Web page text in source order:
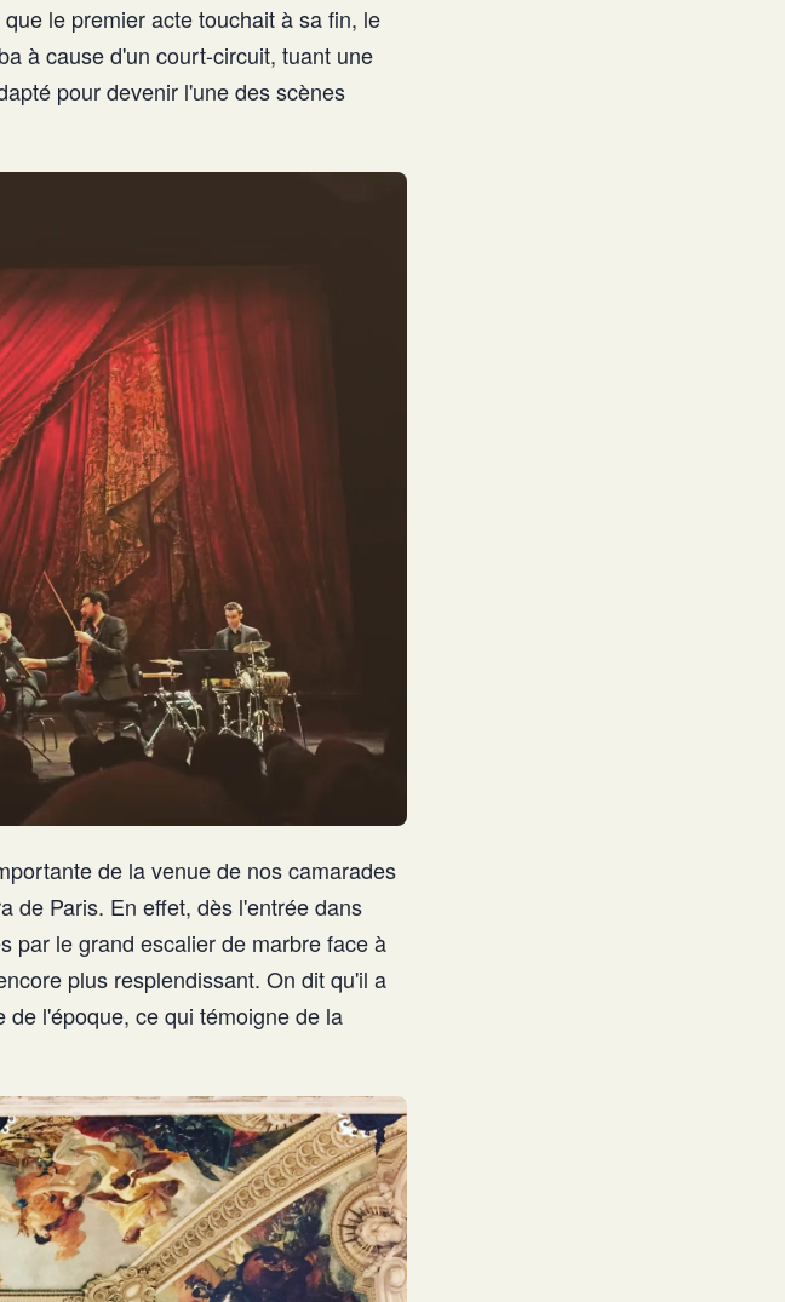
le premier acte touchait à sa fin, le
à cause d'un court-circuit, tuant une
pour devenir l'une des scènes
de la venue de nos camarades
de Paris. En effet, dès l'entrée dans
par le grand escalier de marbre face à
plus resplendissant. On dit qu'il a
l'époque, ce qui témoigne de la